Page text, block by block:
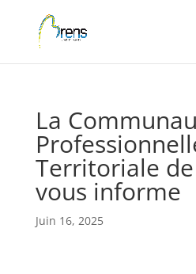
La
Territoriale
vous informe
Juin 16, 2025